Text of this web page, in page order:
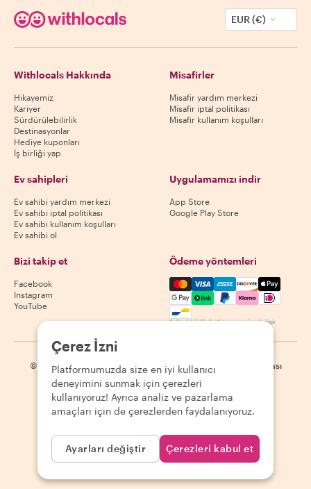
EUR (€)
Withlocals Hakkında
Hikayemiz
Kariyer
Sürdürülebilirlik
Destinasyonlar
Hediye kuponları
İş birliği yap
Misafirler
Misafir yardım merkezi
Misafir iptal politikası
Misafir kullanım koşulları
Ev sahipleri
Ev sahibi yardım merkezi
Ev sahibi iptal politikası
Ev sahibi kullanım koşulları
Ev sahibi ol
Uygulamamızı indir
App Store
Google Play Store
Bizi takip et
Facebook
Instagram
YouTube
Ödeme yöntemleri
Mastercard, Visa, Amex,
Kullanılabilirlik destinasyona göre değişir
© 2026 Withlocals.com Gizlilik Politikası | Site haritası
Çerez İzni
Platformumuzda size en iyi kullanıcı
deneyimini sunmak için çerezleri
kullanıyoruz! Ayrıca analiz ve pazarlama
amaçları için de çerezlerden faydalanıyoruz.
Ayarları değiştir Çerezleri kabul et